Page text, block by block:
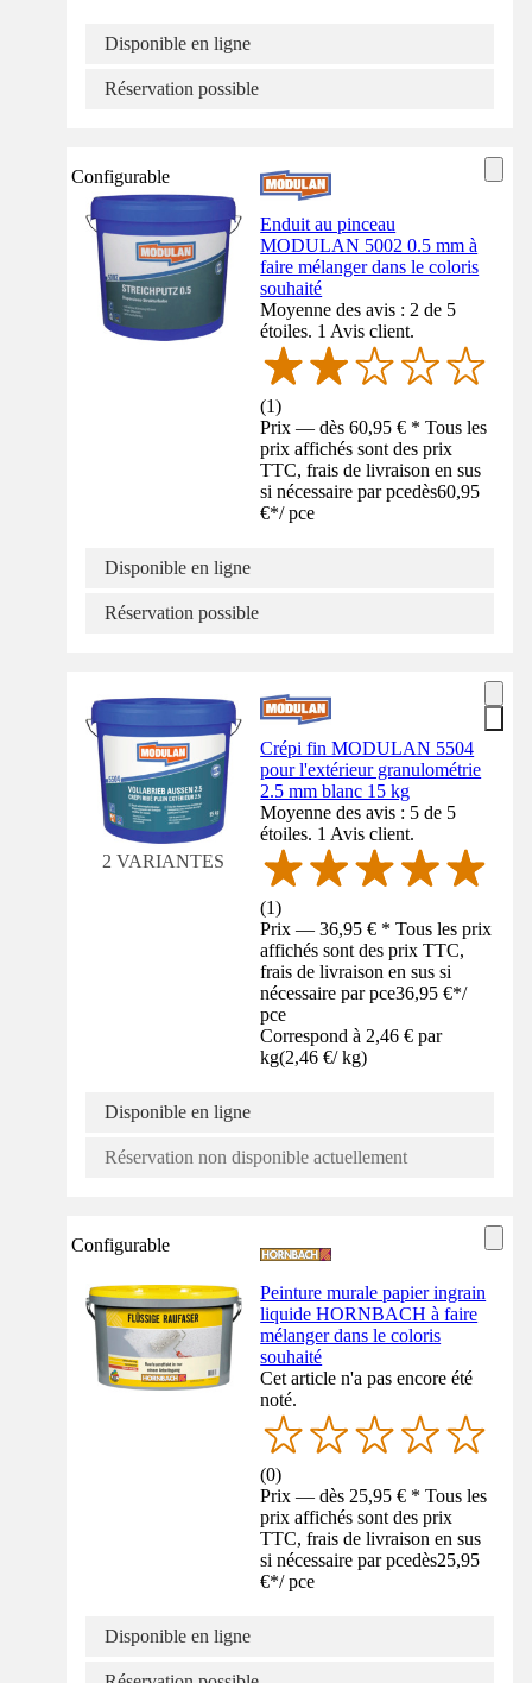
Disponible en ligne
Réservation possible
Configurable
Enduit au pinceau
MODULAN 5002 0.5 mm à
faire mélanger dans le coloris
souhaité
Moyenne des avis : 2 de 5
étoiles. 1 Avis client.
(1)
Prix — dès 60,95 € * Tous les
prix affichés sont des prix
TTC, frais de livraison en sus
si nécessaire par pcedès60,95
€*/ pce
Disponible en ligne
Réservation possible
2 VARIANTES
Crépi fin MODULAN 5504
pour l'extérieur granulométrie
2.5 mm blanc 15 kg
Moyenne des avis : 5 de 5
étoiles. 1 Avis client.
(1)
Prix — 36,95 € * Tous les prix
affichés sont des prix TTC,
frais de livraison en sus si
nécessaire par pce36,95 €*/
pce
Correspond à 2,46 € par
kg(2,46 €/ kg)
Disponible en ligne
Réservation non disponible actuellement
Configurable
Peinture murale papier ingrain
liquide HORNBACH à faire
mélanger dans le coloris
souhaité
Cet article n'a pas encore été
noté.
(0)
Prix — dès 25,95 € * Tous les
prix affichés sont des prix
TTC, frais de livraison en sus
si nécessaire par pcedès25,95
€*/ pce
Disponible en ligne